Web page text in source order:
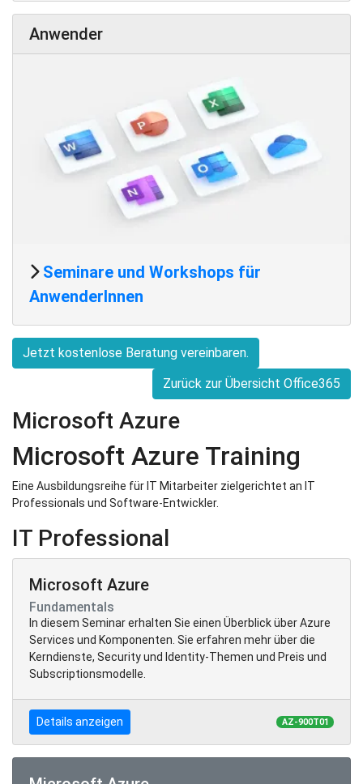
Anwender
Seminare und Workshops für
AnwenderInnen
Jetzt kostenlose Beratung vereinbaren.
Zurück zur Übersicht Office365
Microsoft Azure
Microsoft Azure Training
Eine Ausbildungsreihe für IT Mitarbeiter zielgerichtet an IT
Professionals und Software-Entwickler.
IT Professional
Microsoft Azure
Fundamentals
In diesem Seminar erhalten Sie einen Überblick über Azure
Services und Komponenten. Sie erfahren mehr über die
Kerndienste, Security und Identity-Themen und Preis und
Subscriptionsmodelle.
Details anzeigen AZ-900T01